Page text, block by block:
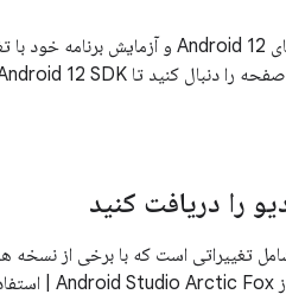
را دریافت کنید